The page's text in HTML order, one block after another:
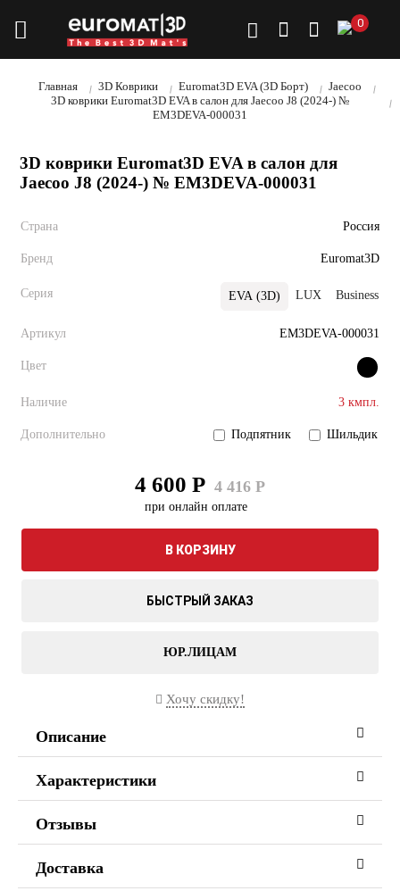
0
Главная 3D Коврики Euromat3D EVA (3D Борт)
Jaecoo
3D коврики Euromat3D EVA в салон для Jaecoo J8 (2024-) №
EM3DEVA-000031
3D коврики Euromat3D EVA в салон для
Jaecoo J8 (2024-) № EM3DEVA-000031
Страна Россия
Бренд Euromat3D
Серия EVA (3D) LUX Business
Артикул EM3DEVA-000031
Цвет
Наличие 3 кмпл.
Дополнительно Подпятник Шильдик
4 600 Р 4 416 Р
при онлайн оплате
В КОРЗИНУ
БЫСТРЫЙ ЗАКАЗ
ЮР.ЛИЦАМ
Хочу скидку!
Описание
Характеристики
Отзывы
Доставка